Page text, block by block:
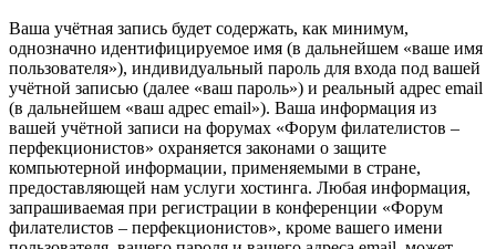
Ваша учётная запись будет содержать, как минимум,
однозначно идентифицируемое имя (в дальнейшем «ваше имя
пользователя»), индивидуальный пароль для входа под вашей
учётной записью (далее «ваш пароль») и реальный адрес email
(в дальнейшем «ваш адрес email»). Ваша информация из
вашей учётной записи на форумах «Форум филателистов –
перфекционистов» охраняется законами о защите
компьютерной информации, применяемыми в стране,
предоставляющей нам услуги хостинга. Любая информация,
запрашиваемая при регистрации в конференции «Форум
филателистов – перфекционистов», кроме вашего имени